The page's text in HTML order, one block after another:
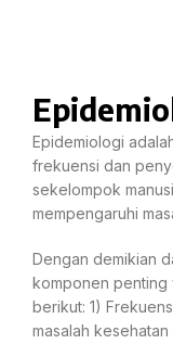
Epidemiologi
frekuensi dan
sekelompok
mempengaruhi
Dengan demikian
komponen penting
berikut: 1)
masalah